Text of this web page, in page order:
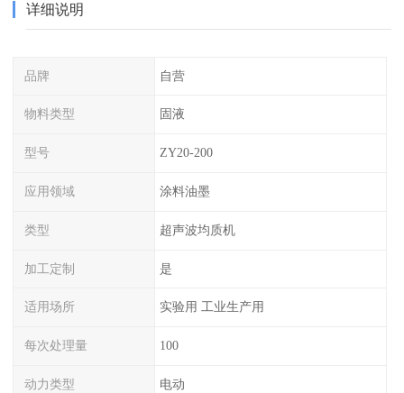
详细说明
品牌 自营
物料类型 固液
型号 ZY20-200
应用领域 涂料油墨
类型 超声波均质机
加工定制 是
适用场所 实验用 工业生产用
每次处理量 100
动力类型 电动